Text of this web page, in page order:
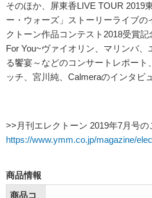
そのほか、屏東香LIVE TOUR 2019
ー・ウォーズ」ストーリーライブの
クトーン作品コンテスト2018受賞
For You~ヴァイオリン、マリンバ
る饗宴～などのコンサートレポート
ッチ、宮川純、Calmeraのインタビ
>>月刊エレクトーン 2019年7月号の
https://www.ymm.co.jp/magazine/
商品情報
商品コ